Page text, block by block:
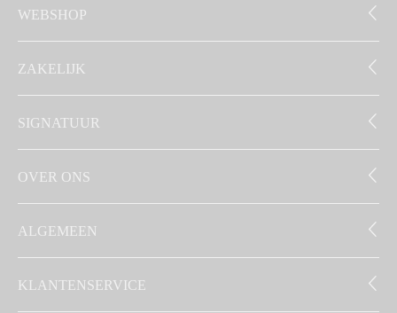
WEBSHOP
ZAKELIJK
SIGNATUUR
OVER ONS
ALGEMEEN
KLANTENSERVICE